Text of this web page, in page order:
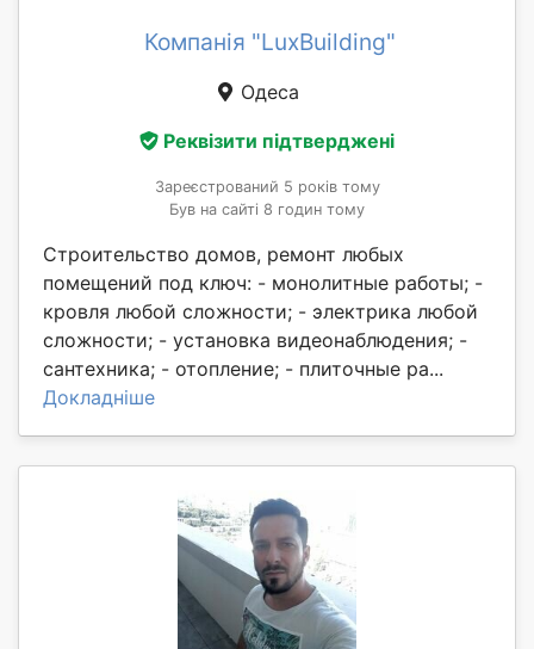
Компанія "LuxBuilding"
Одеса
Реквізити підтверджені
Зареєстрований 5 років тому
Був на сайті 8 годин тому
Строительство домов, ремонт любых
помещений под ключ: - монолитные работы; -
кровля любой сложности; - электрика любой
сложности; - установка видеонаблюдения; -
сантехника; - отопление; - плиточные ра...
Докладніше